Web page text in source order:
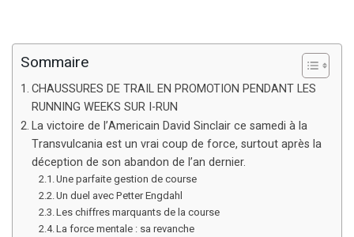
Sommaire
CHAUSSURES DE TRAIL EN PROMOTION PENDANT LES
RUNNING WEEKS SUR I-RUN
La victoire de l’Americain David Sinclair ce samedi à la
Transvulcania est un vrai coup de force, surtout après la
déception de son abandon de l’an dernier.
Une parfaite gestion de course
Un duel avec Petter Engdahl
Les chiffres marquants de la course
La force mentale : sa revanche